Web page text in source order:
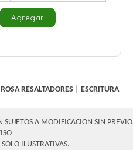
RESALTADORES ESCRITURA
SUJETOS A MODIFICACION SIN PREVIO
ILUSTRATIVAS.